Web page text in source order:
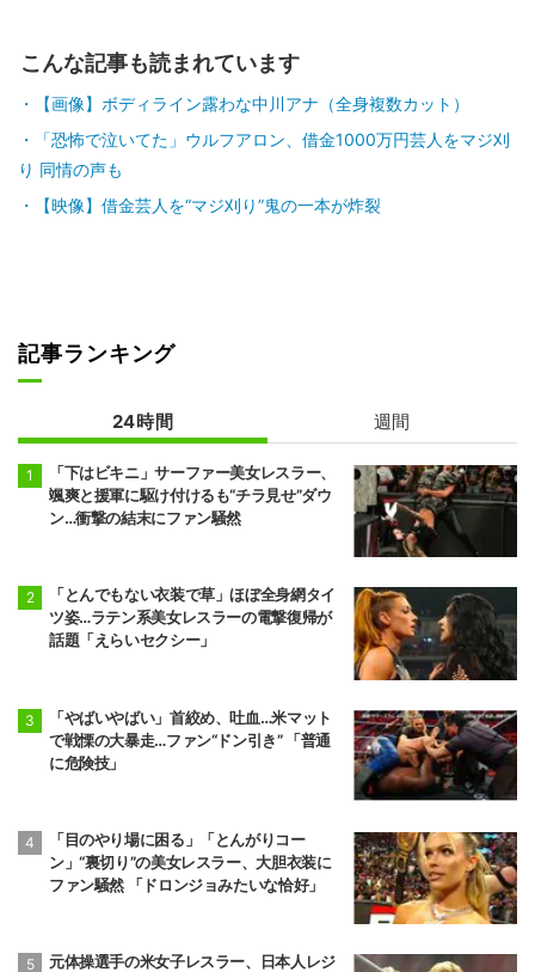
こんな記事も読まれています
【画像】ボディライン露わな中川アナ（全身複数カット）
「恐怖で泣いてた」ウルフアロン、借金1000万円芸人をマジ刈
り 同情の声も
【映像】借金芸人を“マジ刈り”鬼の一本が炸裂
記事ランキング
24時間 週間
「下はビキニ」サーファー美女レスラー、
颯爽と援軍に駆け付けるも“チラ見せ”ダウ
ン…衝撃の結末にファン騒然
「とんでもない衣装で草」ほぼ全身網タイ
ツ姿…ラテン系美女レスラーの電撃復帰が
話題「えらいセクシー」
「やばいやばい」首絞め、吐血…米マット
で戦慄の大暴走…ファン“ドン引き” 「普通
に危険技」
「目のやり場に困る」「とんがりコー
ン」“裏切り”の美女レスラー、大胆衣装に
ファン騒然 「ドロンジョみたいな恰好」
元体操選手の米女子レスラー、日本人レジ